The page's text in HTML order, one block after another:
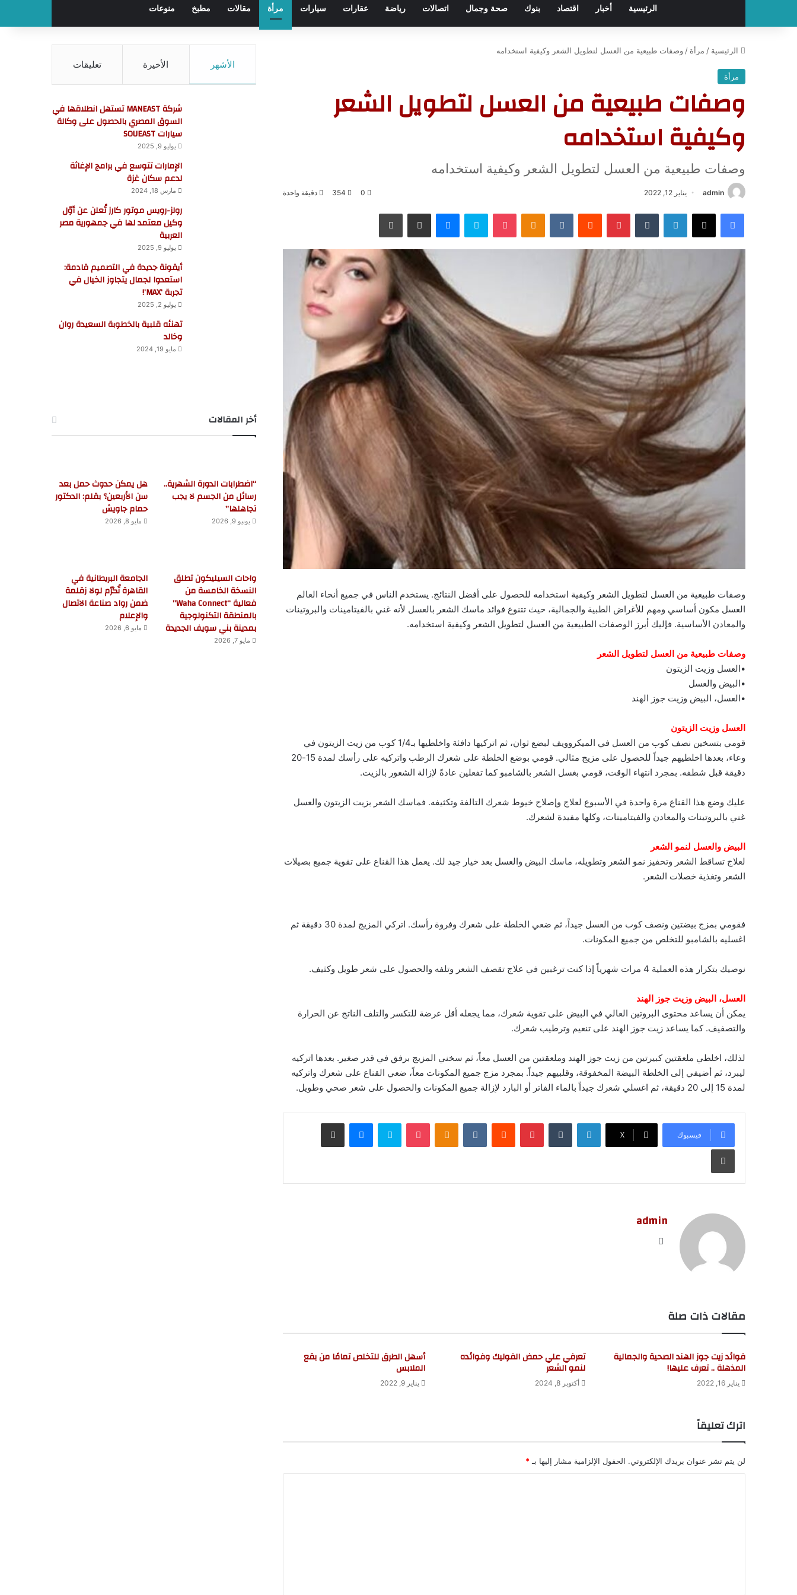
الرئيسية أخبار اقتصاد بنوك صحة وجمال اتصالات رياضة عقارات سيارات مرأة مقالات مطبخ منوعات
الرئيسية / مرأة / وصفات طبيعية من العسل لتطويل الشعر وكيفية استخدامه
مرأة
وصفات طبيعية من العسل لتطويل الشعر
وكيفية استخدامه
وصفات طبيعية من العسل لتطويل الشعر وكيفية استخدامه
admin يناير 12, 2022 0
354 دقيقة واحدة
فيسبوك لينكدإن بينتيريست سكايب
وصفات طبيعية من العسل لتطويل الشعر وكيفية استخدامه للحصول على أفضل النتائج. يستخدم الناس في جميع أنحاء العالم
العسل مكون أساسي ومهم للأغراض الطبية والجمالية، حيث تتنوع فوائد ماسك الشعر بالعسل لأنه غني بالفيتامينات والبروتينات
والمعادن الأساسية. فإليك أبرز الوصفات الطبيعية من العسل لتطويل الشعر وكيفية استخدامه.
وصفات طبيعية من العسل لتطويل الشعر
•العسل وزيت الزيتون
•البيض والعسل
•العسل، البيض وزيت جوز الهند
العسل وزيت الزيتون
قومي بتسخين نصف كوب من العسل في الميكروويف لبضع ثوان، ثم اتركيها دافئة واخلطيها بـ1/4 كوب من زيت الزيتون في
وعاء، بعدها اخلطيهم جيداً للحصول على مزيج مثالي. قومي بوضع الخلطة على شعرك الرطب واتركيه على رأسك لمدة 15-20
دقيقة قبل شطفه. بمجرد انتهاء الوقت، قومي بغسل الشعر بالشامبو كما تفعلين عادةً لإزالة الشعور بالزيت.
عليك وضع هذا القناع مرة واحدة في الأسبوع لعلاج وإصلاح خيوط شعرك التالفة وتكثيفه. فماسك الشعر بزيت الزيتون والعسل
غني بالبروتينات والمعادن والفيتامينات، وكلها مفيدة لشعرك.
البيض والعسل لنمو الشعر
لعلاج تساقط الشعر وتحفيز نمو الشعر وتطويله، ماسك البيض والعسل بعد خيار جيد لك. يعمل هذا القناع على تقوية جميع بصيلات
الشعر وتغذية خصلات الشعر.
فقومي بمزج بيضتين ونصف كوب من العسل جيداً، ثم ضعي الخلطة على شعرك وفروة رأسك. اتركي المزيج لمدة 30 دقيقة ثم
اغسليه بالشامبو للتخلص من جميع المكونات.
نوصيك بتكرار هذه العملية 4 مرات شهرياً إذا كنت ترغبين في علاج تقصف الشعر وتلفه والحصول على شعر طويل وكثيف.
العسل، البيض وزيت جوز الهند
يمكن أن يساعد محتوى البروتين العالي في البيض على تقوية شعرك، مما يجعله أقل عرضة للتكسر والتلف الناتج عن الحرارة
والتصفيف. كما يساعد زيت جوز الهند على تنعيم وترطيب شعرك.
لذلك، اخلطي ملعقتين كبيرتين من زيت جوز الهند وملعقتين من العسل معاً، ثم سخني المزيج برفق في قدر صغير. بعدها اتركيه
ليبرد، ثم أضيفي إلى الخلطة البيضة المخفوقة، وقلبيهم جيداً. بمجرد مزج جميع المكونات معاً، ضعي القناع على شعرك واتركيه
لمدة 15 إلى 20 دقيقة، ثم اغسلي شعرك جيداً بالماء الفاتر أو البارد لإزالة جميع المكونات والحصول على شعر صحي وطويل.
فيسبوك ‫X
لينكدإن بينتيريست سكايب
طباعة
admin
مقالات ذات صلة
فوائد زيت جوز الهند الصحية والجمالية
المذهلة .. تعرف عليها!
يناير 16, 2022
تعرفي علي حمض الفوليك وفوائده
لنمو الشعر
أكتوبر 8, 2024
أسهل الطرق للتخلص تمامًا من بقع
الملابس
يناير 9, 2022
اترك تعليقاً
لن يتم نشر عنوان بريدك الإلكتروني. الحقول الإلزامية مشار إليها بـ *
الأشهر الأخيرة تعليقات
شركة MANEAST تستهل انطلاقها في
السوق المصري بالحصول على وكالة
سيارات SOUEAST
يوليو 9, 2025
الإمارات تتوسع في برامج الإغاثة
لدعم سكان غزة
مارس 18, 2024
رولز-رويس موتور كارز تُعلن عن أوّل
وكيل معتمد لها في جمهورية مصر
العربية
يوليو 9, 2025
أيقونة جديدة في التصميم قادمة:
استعدوا لجمال يتجاوز الخيال في
تجربة ‘MAX’!
يوليو 2, 2025
تهنئه قلبية بالخطوبة السعيدة روان
وخالد
مايو 19, 2024
أخر المقالات
“اضطرابات الدورة الشهرية..
رسائل من الجسم لا يجب
تجاهلها”
يونيو 9, 2026
هل يمكن حدوث حمل بعد
سن الأربعين؟ بقلم: الدكتور
حمام جاويش
مايو 8, 2026
واحات السيليكون تطلق
النسخة الخامسة من
فعالية “Waha Connect”
بالمنطقة التكنولوجية
بمدينة بني سويف الجديدة
مايو 7, 2026
الجامعة البريطانية في
القاهرة تُكرّم لولا زقلمة
ضمن رواد صناعة الاتصال
والإعلام
مايو 6, 2026